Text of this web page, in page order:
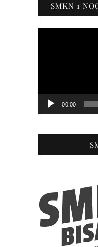
SMKN 1
00:00